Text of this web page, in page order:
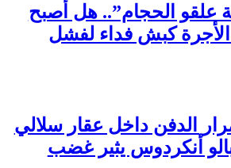
الحجام”.. هل أصبح
كبش فداء لفشل
الدفن داخل عقار سلالي
أنكردوس يثير غضب